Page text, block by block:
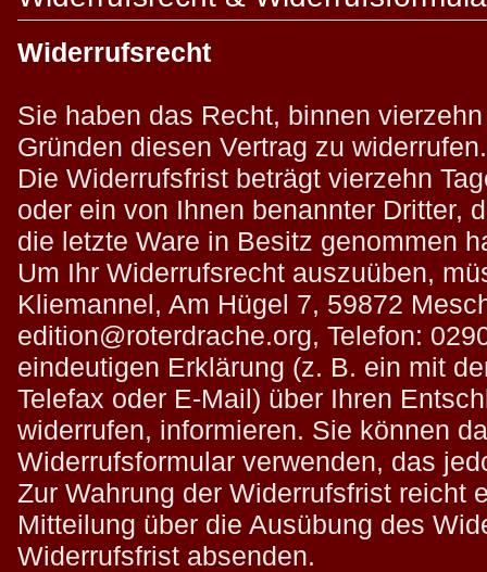
Widerrufsrecht
Sie haben das Recht, binnen
Gründen diesen Vertrag zu widerrufen.
Die Widerrufsfrist beträgt vierzehn
oder ein von Ihnen benannter Dritter,
die letzte Ware in Besitz genommen
Um Ihr Widerrufsrecht auszuüben,
Kliemannel, Am Hügel 7, 59872
edition@roterdrache.org, Telefon:
eindeutigen Erklärung (z. B. ein mit
Telefax oder E-Mail) über Ihren
widerrufen, informieren. Sie können
Widerrufsformular verwenden, das
Zur Wahrung der Widerrufsfrist reicht
Mitteilung über die Ausübung des
Widerrufsfrist absenden.